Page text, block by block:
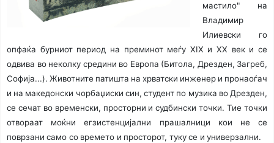
мастило" на
Владимир
Илиевски го
опфаќа бурниот период на преминот меѓу XIX и XX век и се
одвива во неколку средини во Европа (Битола, Дрезден, Загреб,
Софија...). Животните патишта на хрватски инженер и пронаоѓач
и на македонски чорбаџиски син, студент по музика во Дрезден,
се сечат во временски, просторни и судбински точки. Тие точки
отвораат моќни егзистенцијални прашалници кои не се
поврзани само со времето и просторот, туку се и универзални.